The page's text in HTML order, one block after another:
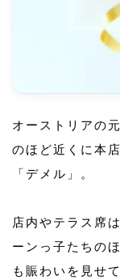
オーストリアの
のほど近くに本
「デメル」。
店内やテラス席
ーンっ子たちの
も賑わいを見せ